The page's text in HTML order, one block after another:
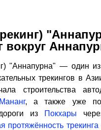
вокруг
"Аннапурна" — один из
трекингов в
строительства
Мананг, а также уже
из
Покхары
протяжённость трекинга